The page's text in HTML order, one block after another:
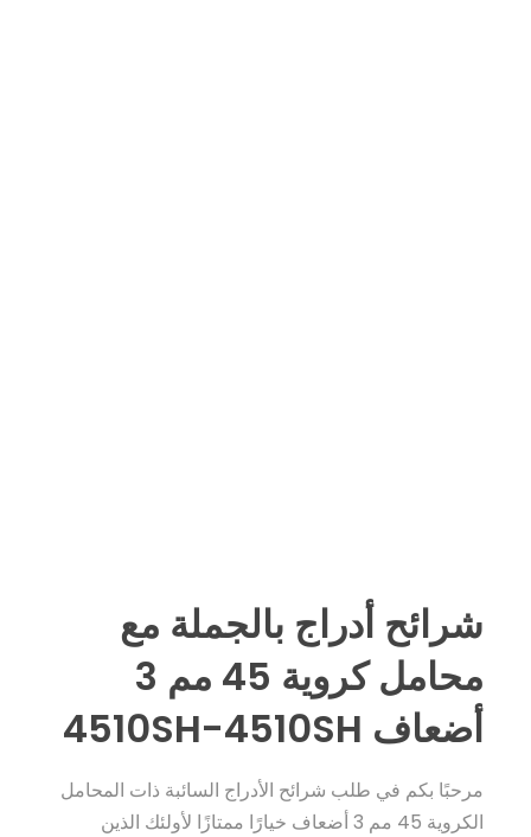
شرائح أدراج بالجملة مع
محامل كروية 45 مم 3
أضعاف 4510SH-4510SH
مرحبًا بكم في طلب شرائح الأدراج السائبة ذات المحامل
الكروية 45 مم 3 أضعاف خيارًا ممتازًا لأولئك الذين